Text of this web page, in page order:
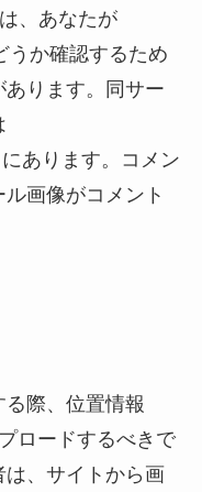
、あなたが
うか確認するため
あります。同サー
あります。コメン
画像がコメント
際、位置情報
ロードするべきで
、サイトから画